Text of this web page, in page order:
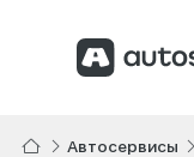
Автосервисы